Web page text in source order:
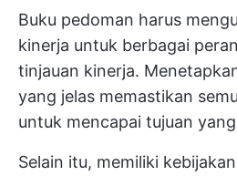
Buku pedoman harus
kinerja untuk berbagai
tinjauan kinerja.
yang jelas memastikan
untuk mencapai tujuan
Selain itu, memiliki